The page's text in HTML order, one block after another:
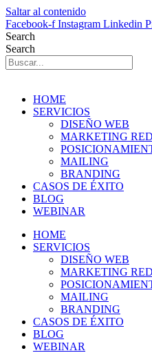
Saltar al contenido
Facebook-f Instagram Linkedin
Search
Search
HOME
SERVICIOS
DISEÑO WEB
MARKETING
MAILING
BRANDING
CASOS DE ÉXITO
BLOG
WEBINAR
HOME
SERVICIOS
DISEÑO WEB
MARKETING
MAILING
BRANDING
CASOS DE ÉXITO
BLOG
WEBINAR